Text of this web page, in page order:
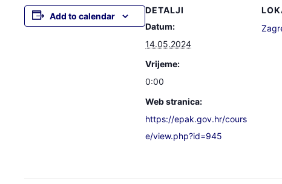
Add to calendar
DETALJI
Datum:
14.05.2024
Vrijeme:
0:00
Web stranica:
https://epak.gov.hr/cours
e/view.php?id=945